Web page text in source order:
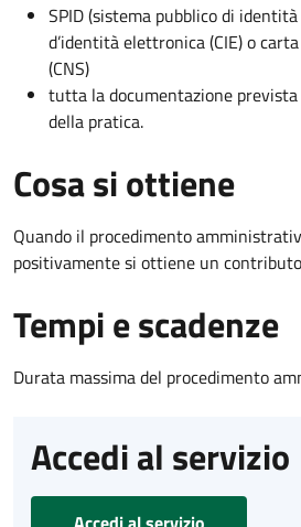
SPID (sistema pubblico di
d’identità elettronica (CIE) o
(CNS)
tutta la documentazione
della pratica.
Cosa si ottiene
Quando il procedimento
positivamente si ottiene un
Tempi e scadenze
Durata massima del procedimento
Accedi al servizio